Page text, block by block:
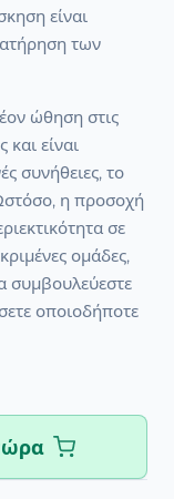
είναι
των
ώθηση στις
είναι
συνήθειες, το
η προσοχή
σε
ομάδες,
συμβουλεύεστε
οποιοδήποτε